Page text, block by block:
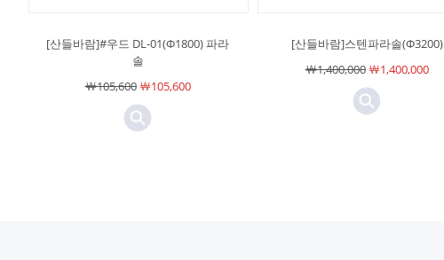
[산들바람]#우드 DL-01(Φ1800) 파라
솔
￦105,600￦105,600
[산들바람]스텐파라솔(Φ3200)
￦1,400,000￦1,400,000